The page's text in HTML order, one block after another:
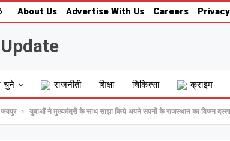
About Us Advertise With Us Careers Privacy
चुने राजनीती शिक्षा चिकित्सा क्राइम
जयपुर युवाओं ने मुख्यमंत्री के साथ साझा किये अपने सपनों के राजस्थान का विजन